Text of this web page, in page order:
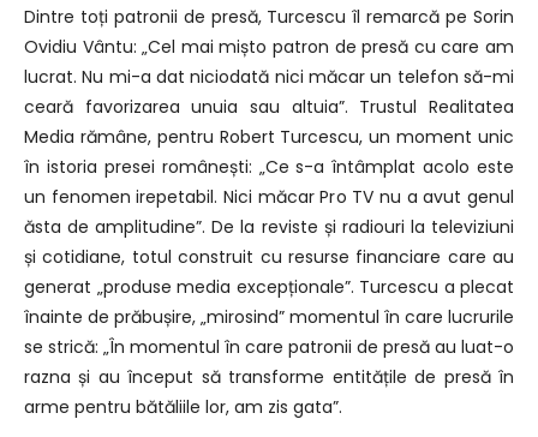
Dintre toți patronii de presă, Turcescu îl remarcă pe Sorin
Ovidiu Vântu: „Cel mai mișto patron de presă cu care am
lucrat. Nu mi-a dat niciodată nici măcar un telefon să-mi
ceară favorizarea unuia sau altuia”. Trustul Realitatea
Media rămâne, pentru Robert Turcescu, un moment unic
în istoria presei românești: „Ce s-a întâmplat acolo este
un fenomen irepetabil. Nici măcar Pro TV nu a avut genul
ăsta de amplitudine”. De la reviste și radiouri la televiziuni
și cotidiane, totul construit cu resurse financiare care au
generat „produse media excepționale”. Turcescu a plecat
înainte de prăbușire, „mirosind” momentul în care lucrurile
se strică: „În momentul în care patronii de presă au luat-o
razna și au început să transforme entitățile de presă în
arme pentru bătăliile lor, am zis gata”.